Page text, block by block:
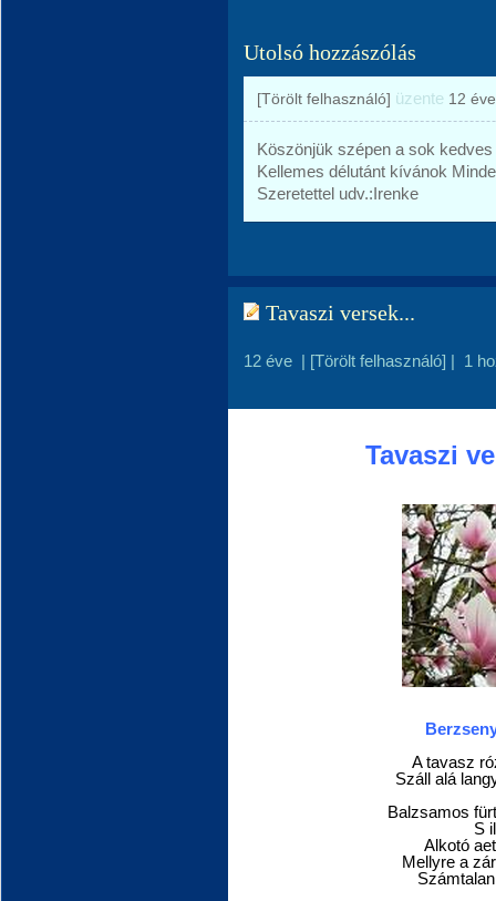
Utolsó hozzászólás
[Törölt felhasználó] üzente 12 éve
Köszönjük szépen a sok
Kellemes délutánt kívánok
Szeretettel udv.:Irenke
Tavaszi versek...
12 éve | [Törölt felhasználó] | 1
Tavaszi
A tavasz
Száll alá
Balzsamos
S
Alkotó
Mellyre a